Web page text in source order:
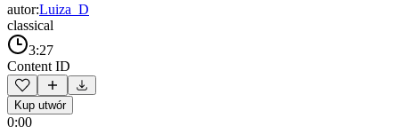
autor:Luiza_D
classical
3:27
Content ID
Kup utwór
0:00